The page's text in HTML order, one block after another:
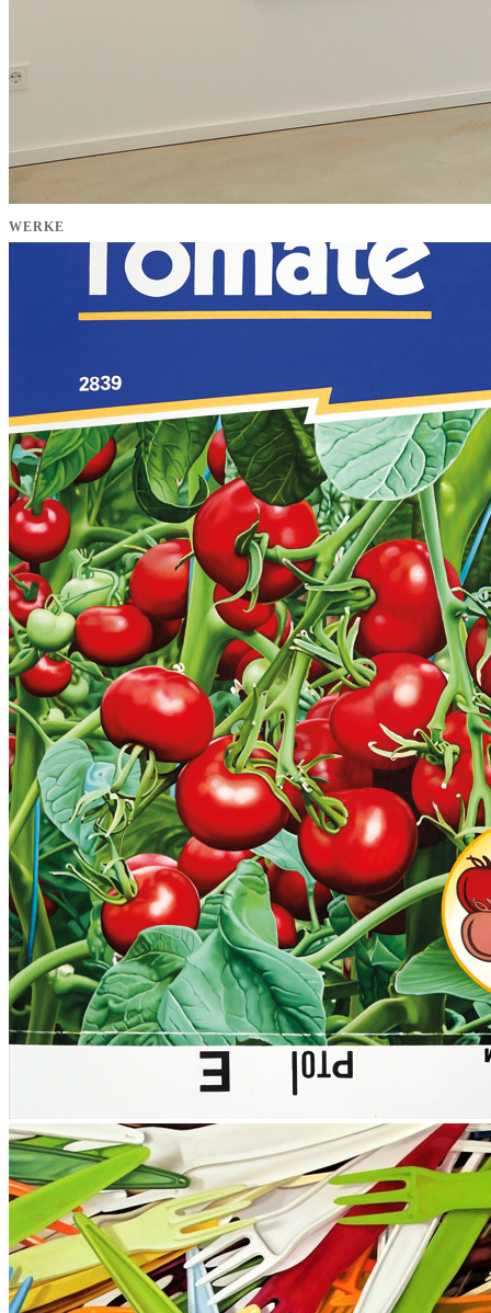
WERKE